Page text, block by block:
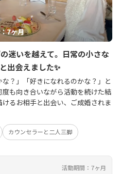
7ヶ月
迷いを越えて。日常の小さな
出会えました✨
？」「好きになれるのかな？」と
も向き合いながら活動を続けた結
るお相手と出会い、ご成婚されま
カウンセラーと二人三脚
活動期間：7ヶ月